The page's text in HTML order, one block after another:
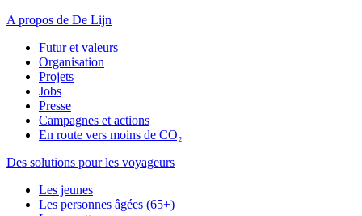
A propos de De Lijn
Futur et valeurs
Organisation
Projets
Jobs
Presse
Campagnes et actions
En route vers moins de CO₂
Des solutions pour les voyageurs
Les jeunes
Les personnes âgées (65+)